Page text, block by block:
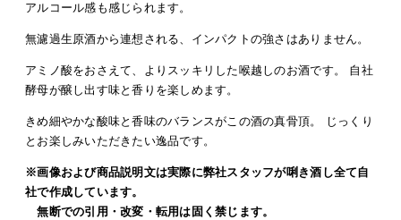
アルコール感も感じられます。
無濾過生原酒から連想される、インパクトの強さはありません。
アミノ酸をおさえて、よりスッキリした喉越しのお酒です。 自社
酵母が醸し出す味と香りを楽しめます。
きめ細やかな酸味と香味のバランスがこの酒の真骨頂。 じっくり
とお楽しみいただきたい逸品です。
※画像および商品説明文は実際に弊社スタッフが唎き酒し全て自
社で作成しています。
無断での引用・改変・転用は固く禁じます。